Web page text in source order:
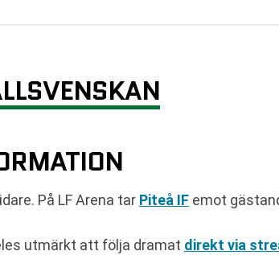
På LF Arena tar Piteå IF emot
utmärkt att följa dramat direkt via